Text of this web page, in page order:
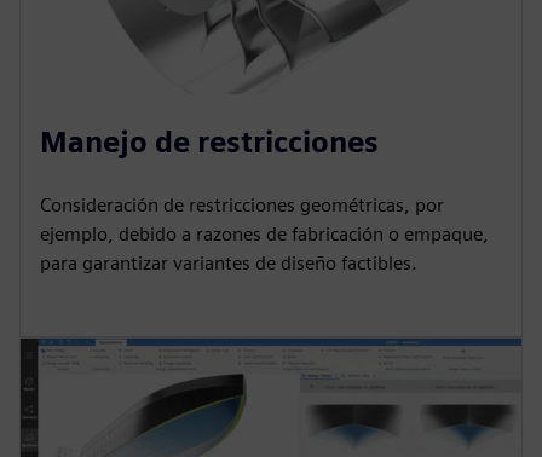
Manejo de restricciones
Consideración de restricciones geométricas, por
ejemplo, debido a razones de fabricación o empaque,
para garantizar variantes de diseño factibles.